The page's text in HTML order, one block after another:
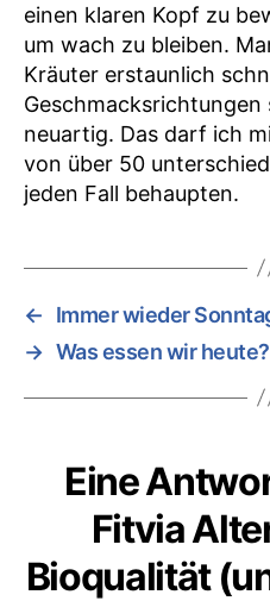
einen klaren Kopf zu
um wach zu bleiben.
Kräuter erstaunlich
neuartig. Das darf ich
von über 50
jeden Fall behaupten.
←
Immer wieder
→ Was essen wir
Eine
Fitvia
Bioqualität